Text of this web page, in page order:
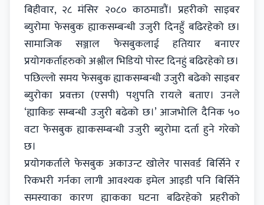
बिहीवार, २८ मंसिर २०८० काठमाडौं। प्रहरीको साइबर
ब्युरोमा फेसबुक ह्याकसम्बन्धी उजुरी दिनहुँ बढिरहेको छ।
सामाजिक सञ्जाल फेसबुकलाई हतियार बनाएर
प्रयोगकर्ताहरुको अश्लील भिडियो पोस्ट दिनहुं बढिरहेको छ।
पछिल्लो समय फेसबुक ह्याकसम्बन्धी उजुरी बढेको साइबर
ब्युरोका प्रवक्ता (एसपी) पशुपति रायले बताए। उनले
‘ह्याकिङ सम्बन्धी उजुरी बढेको छ।’ आजभोलि दैनिक ५०
वटा फेसबुक ह्याकसम्बन्धी उजुरी ब्युरोमा दर्ता हुने गरेको
छ।
प्रयोगकर्ताले फेसबुक अकाउन्ट खोलेर पासवर्ड बिर्सिने र
रिकभरी गर्नका लागी आवश्यक इमेल आइडी पनि बिर्सिने
समस्याका कारण ह्याकका घटना बढिरहेको प्रहरीको